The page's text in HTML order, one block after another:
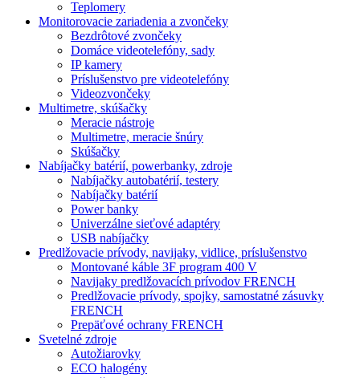
Teplomery
Monitorovacie zariadenia a zvončeky
Bezdrôtové zvončeky
Domáce videotelefóny, sady
IP kamery
Príslušenstvo pre videotelefóny
Videozvončeky
Multimetre, skúšačky
Meracie nástroje
Multimetre, meracie šnúry
Skúšačky
Nabíjačky batérií, powerbanky, zdroje
Nabíjačky autobatérií, testery
Nabíjačky batérií
Power banky
Univerzálne sieťové adaptéry
USB nabíjačky
Predlžovacie prívody, navijaky, vidlice, príslušenstvo
Montované káble 3F program 400 V
Navijaky predlžovacích prívodov FRENCH
Predlžovacie prívody, spojky, samostatné zásuvky
FRENCH
Prepäťové ochrany FRENCH
Svetelné zdroje
Autožiarovky
ECO halogény